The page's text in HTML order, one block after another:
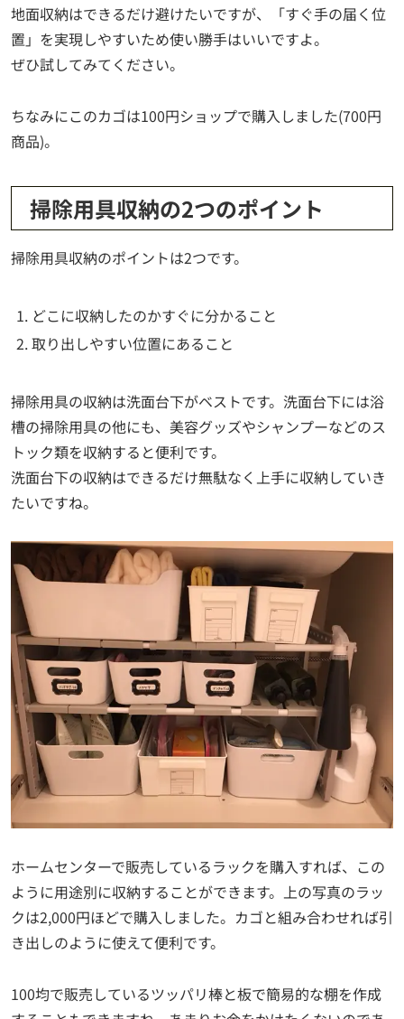
地面収納はできるだけ避けたいですが、「すぐ手の届く位
置」を実現しやすいため使い勝手はいいですよ。
ぜひ試してみてください。
ちなみにこのカゴは100円ショップで購入しました(700円
商品)。
掃除用具収納の2つのポイント
掃除用具収納のポイントは2つです。
どこに収納したのかすぐに分かること
取り出しやすい位置にあること
掃除用具の収納は洗面台下がベストです。洗面台下には浴
槽の掃除用具の他にも、美容グッズやシャンプーなどのス
トック類を収納すると便利です。
洗面台下の収納はできるだけ無駄なく上手に収納していき
たいですね。
ホームセンターで販売しているラックを購入すれば、この
ように用途別に収納することができます。上の写真のラッ
クは2,000円ほどで購入しました。カゴと組み合わせれば引
き出しのように使えて便利です。
100均で販売しているツッパリ棒と板で簡易的な棚を作成